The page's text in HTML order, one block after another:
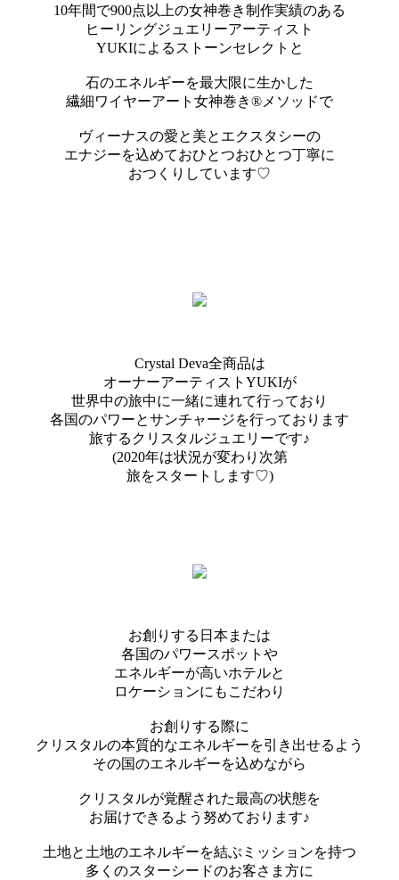
10年間で900点以上の女神巻き制作実績のある
ヒーリングジュエリーアーティスト
YUKIによるストーンセレクトと
石のエネルギーを最大限に生かした
繊細ワイヤーアート女神巻き®メソッドで
ヴィーナスの愛と美とエクスタシーの
エナジーを込めておひとつおひとつ丁寧に
おつくりしています♡
Crystal Deva全商品は
オーナーアーティストYUKIが
世界中の旅中に一緒に連れて行っており
各国のパワーとサンチャージを行っております
旅するクリスタルジュエリーです♪
(2020年は状況が変わり次第
旅をスタートします♡)
お創りする日本または
各国のパワースポットや
エネルギーが高いホテルと
ロケーションにもこだわり
お創りする際に
クリスタルの本質的なエネルギーを引き出せるよう
その国のエネルギーを込めながら
クリスタルが覚醒された最高の状態を
お届けできるよう努めております♪
土地と土地のエネルギーを結ぶミッションを持つ
多くのスターシードのお客さま方に